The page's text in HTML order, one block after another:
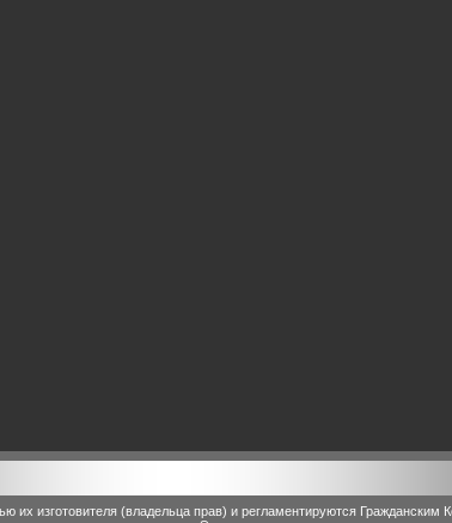
изготовителя (владельца прав) и регламентируются